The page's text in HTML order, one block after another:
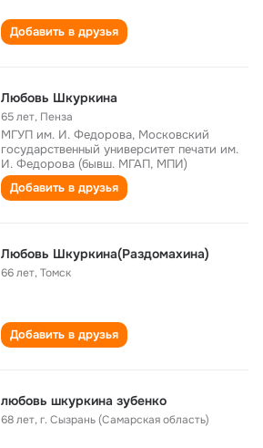
Добавить в друзья
Любовь Шкуркина
65 лет, Пенза
МГУП им. И. Федорова, Московский
государственный университет печати им.
И. Федорова (бывш. МГАП, МПИ)
Добавить в друзья
Любовь Шкуркина(Раздомахина)
66 лет,Томск
Добавить в друзья
любовь шкуркина зубенко
68 лет,г. Сызрань (Самарская область)